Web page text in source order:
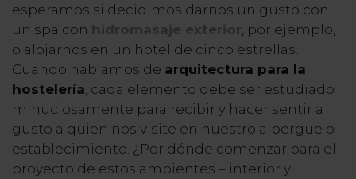
esperamos si decidimos darnos un gusto con
un spa con hidromasaje exterior , por ejemplo,
o alojarnos en un hotel de cinco estrellas.
Cuando hablamos de arquitectura para la
hostelería , cada elemento debe ser estudiado
minuciosamente para recibir y hacer sentir a
gusto a quien nos visite en nuestro albergue o
establecimiento. ¿Por dónde comenzar para el
proyecto de estos ambientes – interior y